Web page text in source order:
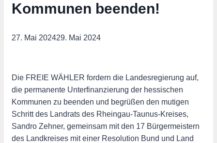
Kommunen beenden!
27. Mai 202429. Mai 2024
Die FREIE WÄHLER fordern die Landesregierung auf,
die permanente Unterfinanzierung der hessischen
Kommunen zu beenden und begrüßen den mutigen
Schritt des Landrats des Rheingau-Taunus-Kreises,
Sandro Zehner, gemeinsam mit den 17 Bürgermeistern
des Landkreises mit einer Resolution Bund und Land